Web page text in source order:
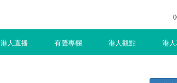
港人直播 有聲專欄 港人觀點 港